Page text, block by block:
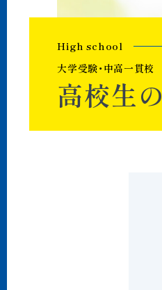
High sch ool
大学受験・中高一貫校
高校生の